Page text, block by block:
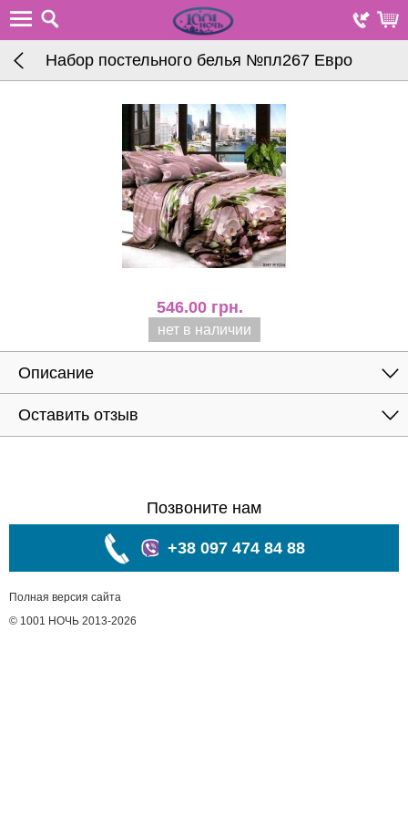
Набор постельного белья №пл267 Евро
546.00 грн.
нет в наличии
Описание
Оставить отзыв
Позвоните нам
+38 097 474 84 88
Полная версия сайта
© 1001 НОЧЬ 2013-2026